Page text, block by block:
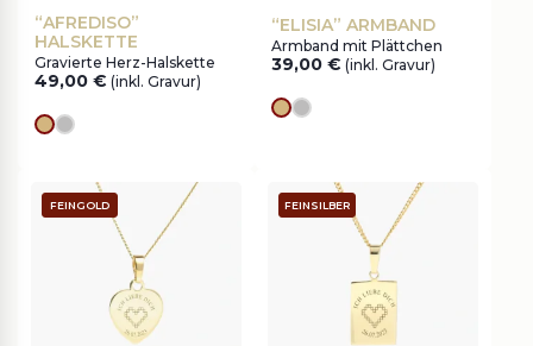
“AFREDISO”
HALSKETTE
Gravierte Herz-Halskette
49,00 € (inkl. Gravur)
Goldes
silver
“ELISIA” ARMBAND
Armband mit Plättchen
39,00 € (inkl. Gravur)
Goldes
silver
FEINGOLD FEINSILBER